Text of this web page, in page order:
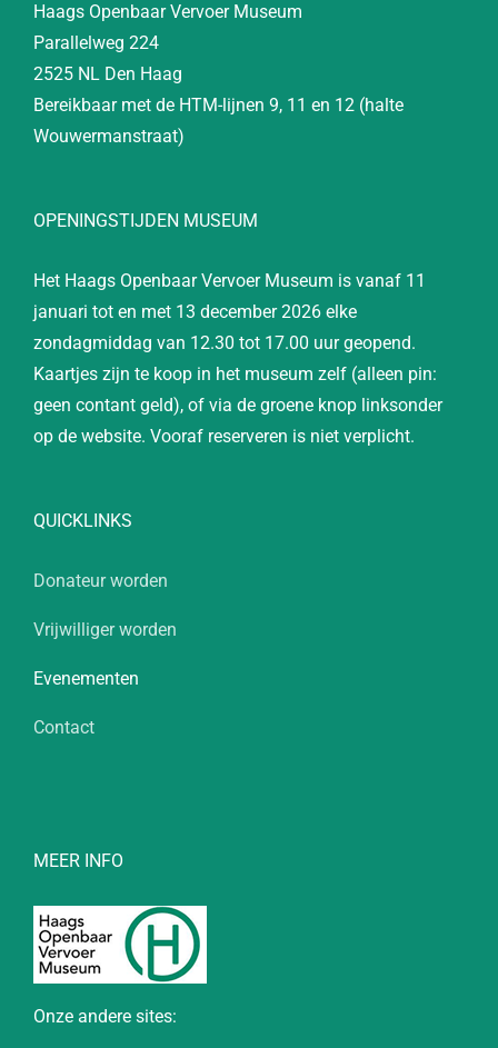
Haags Openbaar Vervoer Museum
Parallelweg 224
2525 NL Den Haag
Bereikbaar met de HTM-lijnen 9, 11 en 12 (halte
Wouwermanstraat)
OPENINGSTIJDEN MUSEUM
Het Haags Openbaar Vervoer Museum is vanaf 11
januari tot en met 13 december 2026 elke
zondagmiddag van 12.30 tot 17.00 uur geopend.
Kaartjes zijn te koop in het museum zelf (alleen pin:
geen contant geld), of via de groene knop linksonder
op de website. Vooraf reserveren is niet verplicht.
QUICKLINKS
Donateur worden
Vrijwilliger worden
Evenementen
Contact
MEER INFO
Onze andere sites: